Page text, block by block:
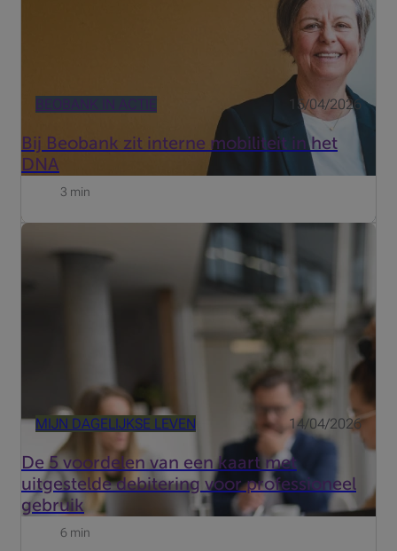
15/04/2026
Bij Beobank zit interne mobiliteit in het
DNA
3 min
MIJN DAGELIJKSE LEVEN 14/04/2026
De 5 voordelen van een kaart met
uitgestelde debitering voor professioneel
gebruik
Ontdek de vijf voordelen van een kaart met uitgestelde
debitering zoals de Beobank Visa Platinum Business en
hoe die uw dagelijkse financieel beheer kan
6 min